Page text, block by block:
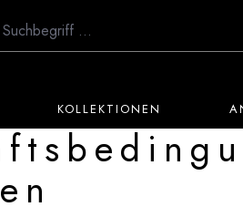
KOLLEKTIONEN